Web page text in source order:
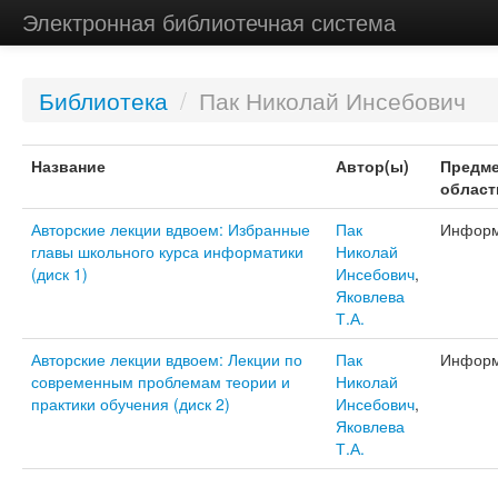
Электронная библиотечная система
Библиотека / Пак Николай Инсебович
Название Автор(ы)
Авторские лекции вдвоем: Избранные
главы школьного курса информатики
(диск 1)
Пак
Николай
Инсебович,
Яковлева
Т.А.
Авторские лекции вдвоем: Лекции по
современным проблемам теории и
практики обучения (диск 2)
Пак
Николай
Инсебович,
Яковлева
Т.А.